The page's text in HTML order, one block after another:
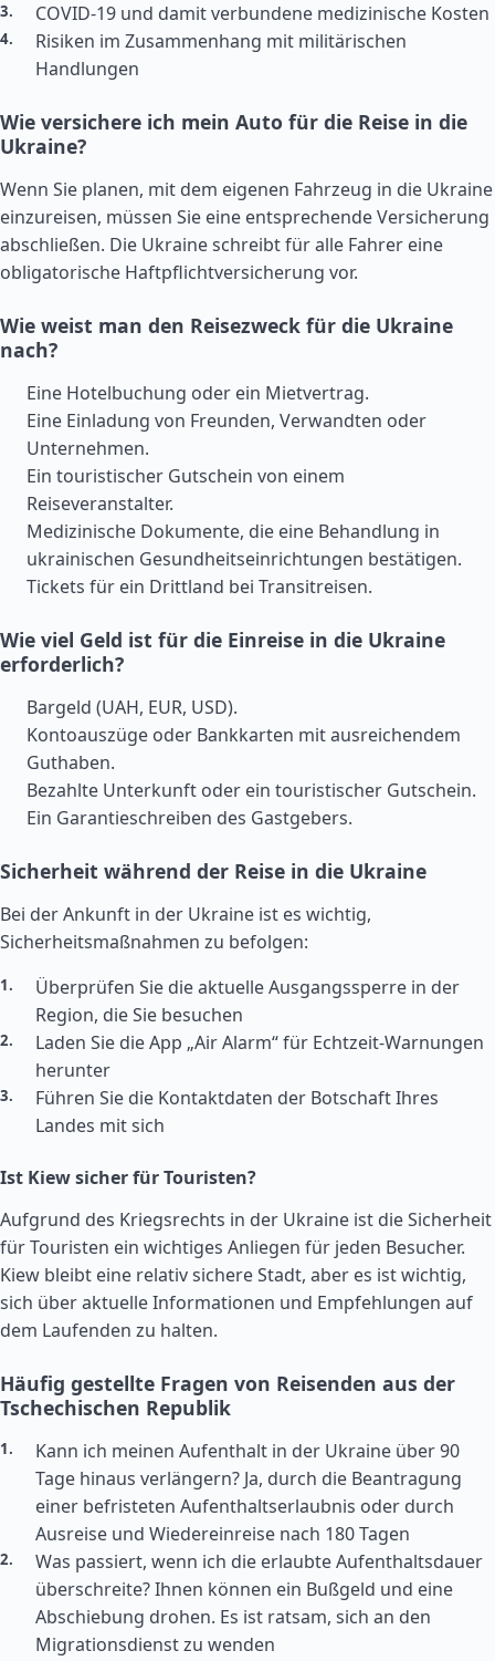
COVID-19 und damit verbundene medizinische Kosten
Risiken im Zusammenhang mit militärischen
Handlungen
Wie versichere ich mein Auto für die Reise in die
Ukraine?
Wenn Sie planen, mit dem eigenen Fahrzeug in die Ukraine
einzureisen, müssen Sie eine entsprechende Versicherung
abschließen. Die Ukraine schreibt für alle Fahrer eine
obligatorische Haftpflichtversicherung vor.
Wie weist man den Reisezweck für die Ukraine
nach?
Eine Hotelbuchung oder ein Mietvertrag.
Eine Einladung von Freunden, Verwandten oder
Unternehmen.
Ein touristischer Gutschein von einem
Reiseveranstalter.
Medizinische Dokumente, die eine Behandlung in
ukrainischen Gesundheitseinrichtungen bestätigen.
Tickets für ein Drittland bei Transitreisen.
Wie viel Geld ist für die Einreise in die Ukraine
erforderlich?
Bargeld (UAH, EUR, USD).
Kontoauszüge oder Bankkarten mit ausreichendem
Guthaben.
Bezahlte Unterkunft oder ein touristischer Gutschein.
Ein Garantieschreiben des Gastgebers.
Sicherheit während der Reise in die Ukraine
Bei der Ankunft in der Ukraine ist es wichtig,
Sicherheitsmaßnahmen zu befolgen:
Überprüfen Sie die aktuelle Ausgangssperre in der
Region, die Sie besuchen
Laden Sie die App „Air Alarm“ für Echtzeit-Warnungen
herunter
Führen Sie die Kontaktdaten der Botschaft Ihres
Landes mit sich
Ist Kiew sicher für Touristen?
Aufgrund des Kriegsrechts in der Ukraine ist die Sicherheit
für Touristen ein wichtiges Anliegen für jeden Besucher.
Kiew bleibt eine relativ sichere Stadt, aber es ist wichtig,
sich über aktuelle Informationen und Empfehlungen auf
dem Laufenden zu halten.
Häufig gestellte Fragen von Reisenden aus der
Tschechischen Republik
Kann ich meinen Aufenthalt in der Ukraine über 90
Tage hinaus verlängern? Ja, durch die Beantragung
einer befristeten Aufenthaltserlaubnis oder durch
Ausreise und Wiedereinreise nach 180 Tagen
Was passiert, wenn ich die erlaubte Aufenthaltsdauer
überschreite? Ihnen können ein Bußgeld und eine
Abschiebung drohen. Es ist ratsam, sich an den
Migrationsdienst zu wenden